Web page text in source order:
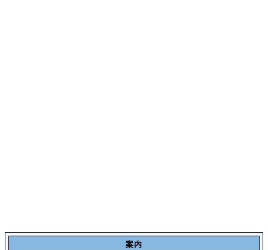
案内